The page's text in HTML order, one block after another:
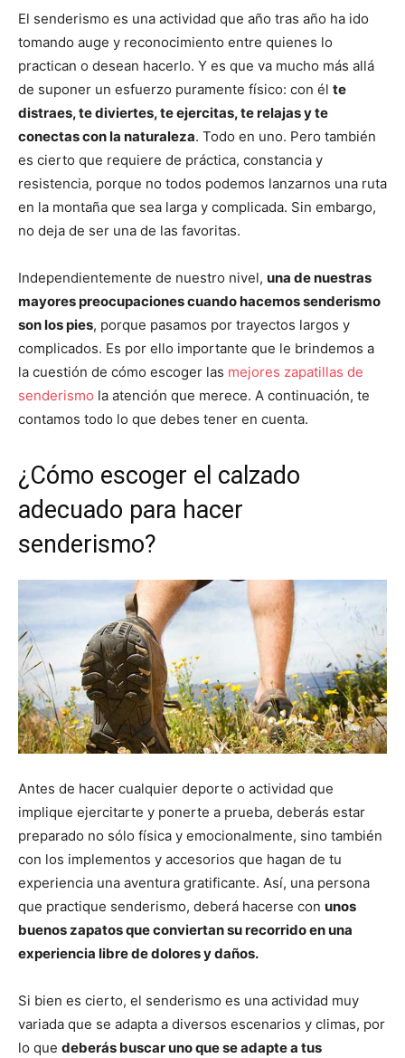
El senderismo es una actividad que año tras año ha ido
tomando auge y reconocimiento entre quienes lo
practican o desean hacerlo. Y es que va mucho más allá
de suponer un esfuerzo puramente físico: con él te
distraes, te diviertes, te ejercitas, te relajas y te
conectas con la naturaleza. Todo en uno. Pero también
es cierto que requiere de práctica, constancia y
resistencia, porque no todos podemos lanzarnos una ruta
en la montaña que sea larga y complicada. Sin embargo,
no deja de ser una de las favoritas.
Independientemente de nuestro nivel, una de nuestras
mayores preocupaciones cuando hacemos senderismo
son los pies, porque pasamos por trayectos largos y
complicados. Es por ello importante que le brindemos a
la cuestión de cómo escoger las mejores zapatillas de
senderismo la atención que merece. A continuación, te
contamos todo lo que debes tener en cuenta.
¿Cómo escoger el calzado
adecuado para hacer
senderismo?
Antes de hacer cualquier deporte o actividad que
implique ejercitarte y ponerte a prueba, deberás estar
preparado no sólo física y emocionalmente, sino también
con los implementos y accesorios que hagan de tu
experiencia una aventura gratificante. Así, una persona
que practique senderismo, deberá hacerse con unos
buenos zapatos que conviertan su recorrido en una
experiencia libre de dolores y daños.
Si bien es cierto, el senderismo es una actividad muy
variada que se adapta a diversos escenarios y climas, por
lo que deberás buscar uno que se adapte a tus